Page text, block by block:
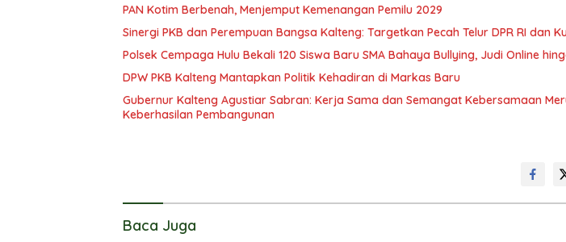
PAN Kotim Berbenah, Menjemput Kemenangan Pemilu 2029
Sinergi PKB dan Perempuan Bangsa Kalteng: Targetkan Pecah Telur DPR RI dan
Polsek Cempaga Hulu Bekali 120 Siswa Baru SMA Bahaya Bullying, Judi Online
DPW PKB Kalteng Mantapkan Politik Kehadiran di Markas Baru
Gubernur Kalteng Agustiar Sabran: Kerja Sama dan Semangat Kebersamaan
Keberhasilan Pembangunan
Baca Juga